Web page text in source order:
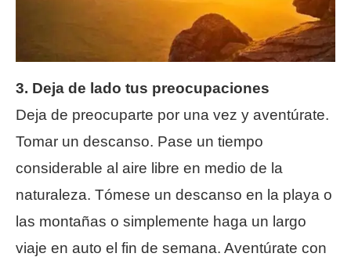
3. Deja de lado tus preocupaciones
Deja de preocuparte por una vez y aventúrate.
Tomar un descanso. Pase un tiempo
considerable al aire libre en medio de la
naturaleza. Tómese un descanso en la playa o
las montañas o simplemente haga un largo
viaje en auto el fin de semana. Aventúrate con